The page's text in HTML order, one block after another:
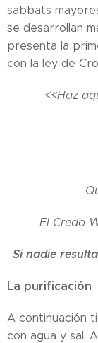
sabbats
se desarrollan
presenta la
con la ley de
<<Haz
El Credo
Si nadie
La purificación
A continuación
con agua y sal.